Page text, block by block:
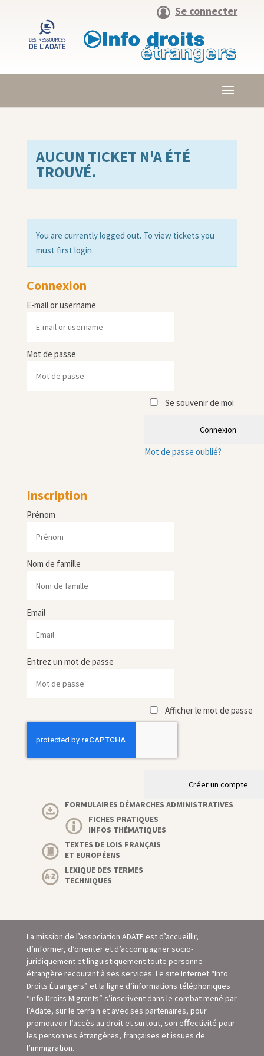
Se connecter
AUCUN TICKET N'A ÉTÉ
TROUVÉ.
You are currently logged out. To view tickets you
must first login.
Connexion
E-mail or username
Mot de passe
Se souvenir de moi
Connexion
Mot de passe oublié?
Inscription
Prénom
Nom de famille
Email
Entrez un mot de passe
Afficher le mot de passe
Créer un compte
FORMULAIRES DÉMARCHES ADMINISTRATIVES
FICHES PRATIQUES
INFOS THÉMATIQUES
TEXTES DE LOIS FRANÇAIS
ET EUROPÉENS
LEXIQUE DES TERMES
TECHNIQUES
La mission de l’association ADATE est d’accueillir,
d’informer, d’orienter et d’accompagner socio-
juridiquement et linguistiquement toute personne
étrangère recourant à ses services. Le site Internet “Info
Droits Étrangers” et la ligne d’informations téléphoniques
“info Droits Migrants” s’inscrivent dans le combat mené par
l’Adate, sur le terrain et avec ses partenaires, pour
promouvoir l’accès au droit et surtout, son eﬀectivité pour
les personnes étrangères, françaises et issues de
l’immigration.